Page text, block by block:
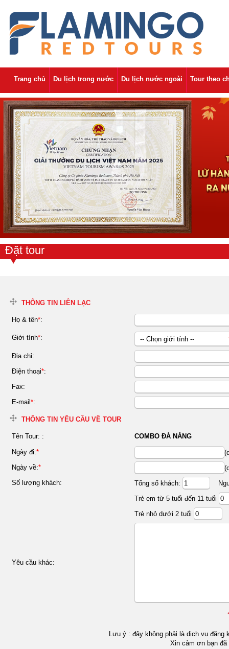
Trang chủ Du lịch trong nước Du lịch nước ngoài Tour theo
Đặt tour
THÔNG TIN LIÊN LẠC
Họ & tên*:
Giới tính*:
-- Chọn giới tính --
Địa chỉ:
Điện thoại*:
Fax:
E-mail *:
THÔNG TIN YÊU CẦU VỀ TOUR
Tên Tour: : COMBO ĐÀ NẴNG
Ngày đi:*
Ngày về:*
Số lượng khách:
Tổng số khách:
Trẻ em từ 5 tuổi đến 11 tuổi
Trẻ nhỏ dưới 2 tuổi
Yêu cầu khác:
Lưu ý : đây không phải là dịch vụ
Xin cảm ơn bạn đã